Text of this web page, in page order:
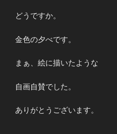
どうですか。
金色の夕べです。
まぁ、絵に描いたような
自画自賛でした。
ありがとうございます。